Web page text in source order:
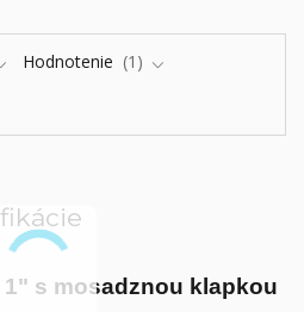
Hodnotenie
1
s mosadznou klapkou